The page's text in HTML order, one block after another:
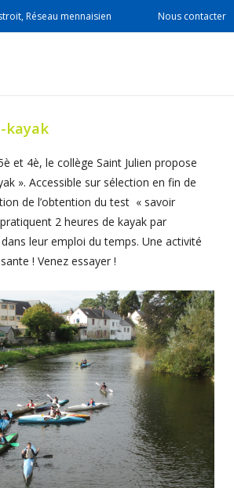
Réseau mennaisien Nous contacter
kayak
et 4è, le collège Saint Julien propose
». Accessible sur sélection en fin de
de l’obtention du test « savoir
2 heures de kayak par
leur emploi du temps. Une activité
! Venez essayer !